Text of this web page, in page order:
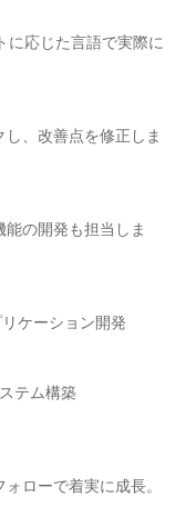
ケーション開発
テム構築